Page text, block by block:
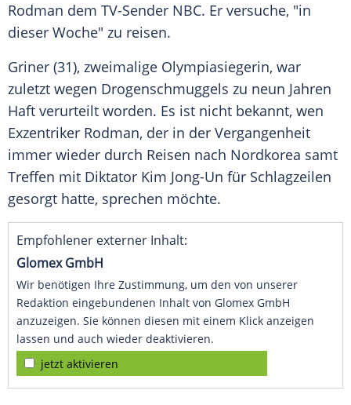
Rodman dem TV-Sender NBC. Er versuche, "in
dieser Woche" zu reisen.
Griner (31), zweimalige Olympiasiegerin, war
zuletzt wegen Drogenschmuggels zu neun Jahren
Haft verurteilt worden. Es ist nicht bekannt, wen
Exzentriker Rodman, der in der Vergangenheit
immer wieder durch Reisen nach Nordkorea samt
Treffen mit Diktator Kim Jong-Un für Schlagzeilen
gesorgt hatte, sprechen möchte.
Empfohlener externer Inhalt:
Glomex GmbH
Wir benötigen Ihre Zustimmung, um den von unserer
Redaktion eingebundenen Inhalt von Glomex GmbH
anzuzeigen. Sie können diesen mit einem Klick anzeigen
lassen und auch wieder deaktivieren.
jetzt aktivieren